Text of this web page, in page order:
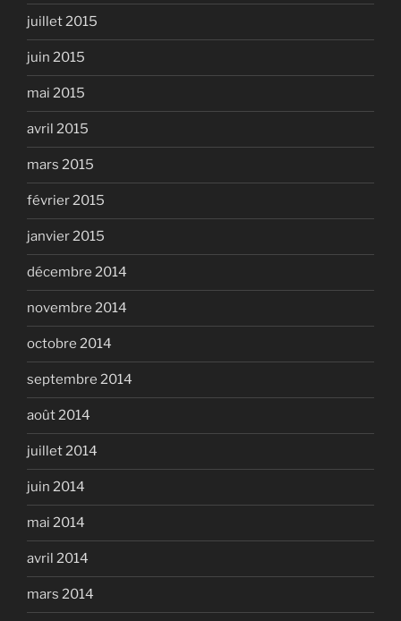
juillet 2015
juin 2015
mai 2015
avril 2015
mars 2015
février 2015
janvier 2015
décembre 2014
novembre 2014
octobre 2014
septembre 2014
août 2014
juillet 2014
juin 2014
mai 2014
avril 2014
mars 2014